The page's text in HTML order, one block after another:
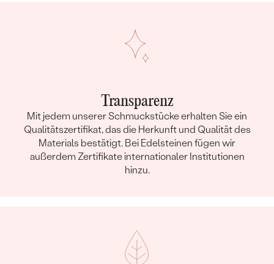
Transparenz
Mit jedem unserer Schmuckstücke erhalten Sie ein
Qualitätszertifikat, das die Herkunft und Qualität des
Materials bestätigt. Bei Edelsteinen fügen wir
außerdem Zertifikate internationaler Institutionen
hinzu.